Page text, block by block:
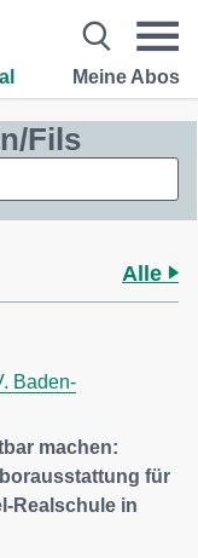
Meine Abos
Fils
Alle
Baden-
machen:
für
Realschule in